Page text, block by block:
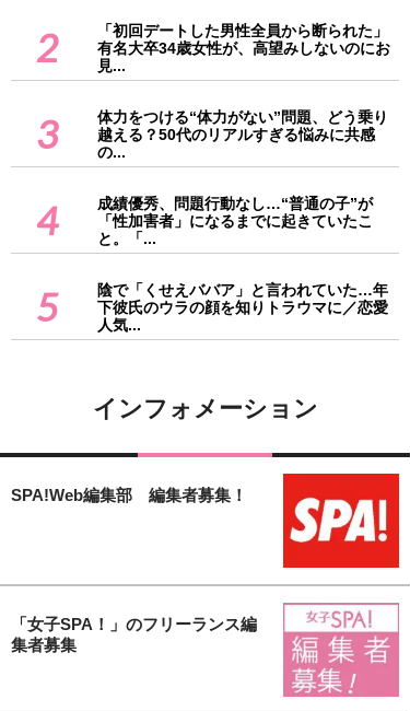
2
「初回デートした男性全員から断られた」
有名大卒34歳女性が、高望みしないのにお
見...
3
体力をつける“体力がない”問題、どう乗り
越える？50代のリアルすぎる悩みに共感
の...
4
成績優秀、問題行動なし…“普通の子”が
「性加害者」になるまでに起きていたこ
と。「...
5
陰で「くせえババア」と言われていた…年
下彼氏のウラの顔を知りトラウマに／恋愛
人気...
インフォメーション
SPA!Web編集部 編集者募集！
「女子SPA！」のフリーランス編
集者募集